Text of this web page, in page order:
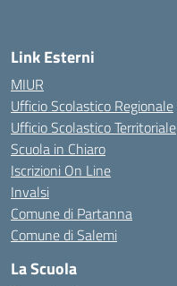
Link Esterni
MIUR
Ufficio Scolastico Regionale
Ufficio Scolastico Territoriale
Scuola in Chiaro
Iscrizioni On Line
Invalsi
Comune di Partanna
Comune di Salemi
La Scuola